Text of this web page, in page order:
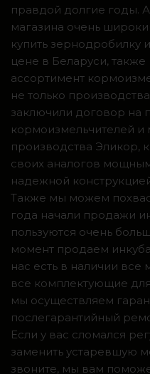
правдой долгие годы.
магазина очень
купить зернодробилку
цене в Беларуси,
ассортимент
не только
заключили договор на
кормоизмельчителей и
производства Эликор,
своих аналогов
надежной
Также мы можем
года начали продажи
пользуются очень
момент продаем
нас есть в наличии
все комплектующие
мы осуществляем
послегарантийный
Если у вас сломался
заменить устаревшую
звоните, мы вам